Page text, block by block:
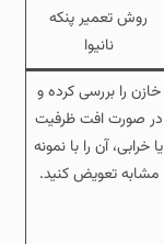
روش تعمیر پنکه
نانیوا
خازن را بررسی کرده و
در صورت افت ظرفیت
یا خرابی، آن را با نمونه
مشابه تعویض کنید.